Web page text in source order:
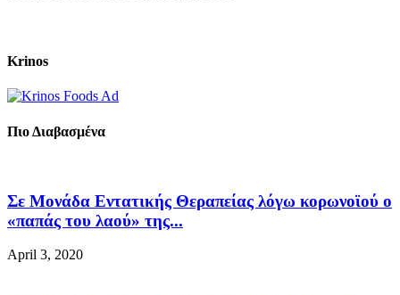
Krinos
Πιο Διαβασμένα
Σε Μονάδα Εντατικής Θεραπείας λόγω κορωνοϊού ο
«παπάς του λαού» της...
April 3, 2020